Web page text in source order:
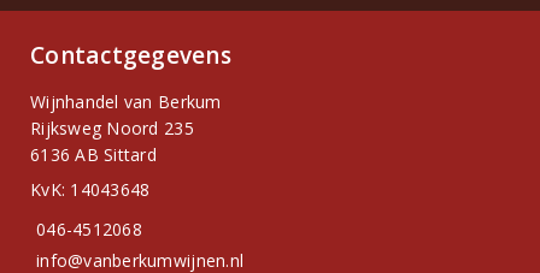
Contactgegevens
Wijnhandel van Berkum
Rijksweg Noord 235
6136 AB Sittard
KvK: 14043648
046-4512068
info@vanberkumwijnen.nl